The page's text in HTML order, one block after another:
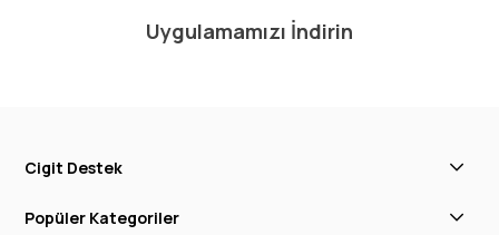
Uygulamamızı İndirin
Cigit Destek
Popüler Kategoriler